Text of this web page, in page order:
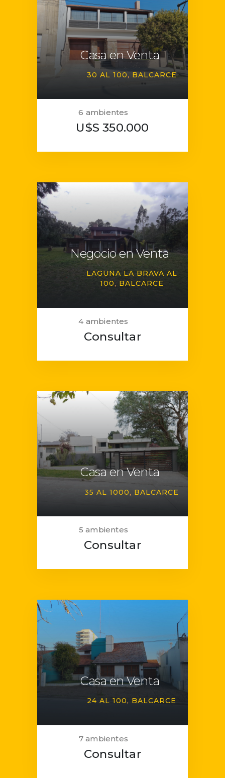
Casa en Venta
30 AL 100 BALCARCE
6 ambientes
U$S 350.000
Negocio en Venta
LAGUNA LA BRAVA AL
100
BALCARCE
4 ambientes
Consultar
Casa en Venta
35 AL 1000 BALCARCE
5 ambientes
Consultar
Casa en Venta
24 AL 100 BALCARCE
7 ambientes
Consultar